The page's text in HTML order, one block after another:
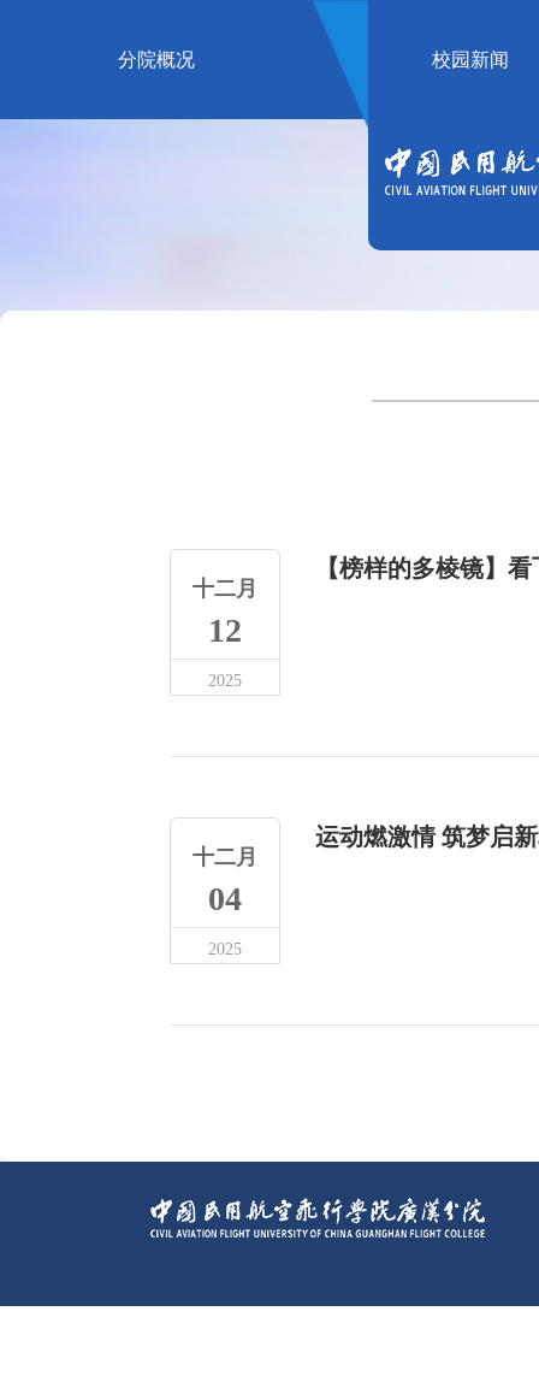
分院概况 校园新闻
十二月
12
2025
【榜样的多棱镜】
十二月
04
2025
运动燃激情 筑梦启